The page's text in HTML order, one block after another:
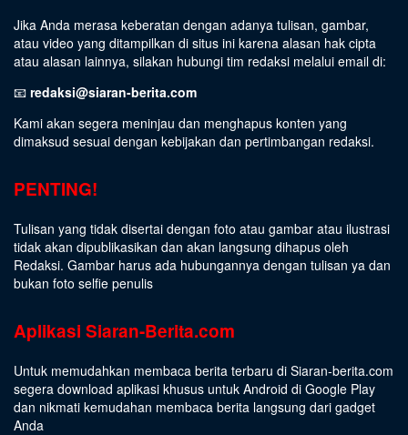
Jika Anda merasa keberatan dengan adanya tulisan, gambar,
atau video yang ditampilkan di situs ini karena alasan hak cipta
atau alasan lainnya, silakan hubungi tim redaksi melalui email di:
📧 redaksi@siaran-berita.com
Kami akan segera meninjau dan menghapus konten yang
dimaksud sesuai dengan kebijakan dan pertimbangan redaksi.
PENTING!
Tulisan yang tidak disertai dengan foto atau gambar atau ilustrasi
tidak akan dipublikasikan dan akan langsung dihapus oleh
Redaksi. Gambar harus ada hubungannya dengan tulisan ya dan
bukan foto selfie penulis
Aplikasi Siaran-Berita.com
Untuk memudahkan membaca berita terbaru di Siaran-berita.com
segera download aplikasi khusus untuk Android di Google Play
dan nikmati kemudahan membaca berita langsung dari gadget
Anda